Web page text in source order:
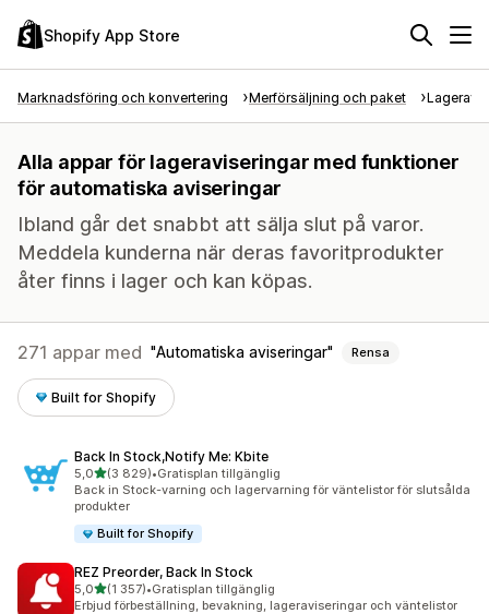
Shopify App Store
Marknadsföring och konvertering Merförsäljning och paket
Alla appar för lageraviseringar med funktioner
för automatiska aviseringar
Ibland går det snabbt att sälja slut på varor.
Meddela kunderna när deras favoritprodukter
åter finns i lager och kan köpas.
271 appar med Automatiska aviseringar Rensa
Built for Shopify
Back In Stock,Notify Me: Kbite
5,0av 5 stjärnor
(3 829)
3829 recensioner totalt
•Gratisplan tillgänglig
Back in Stock-varning och lagervarning för väntelistor för slutsålda
produkter
Built for Shopify
REZ Preorder, Back In Stock
5,0av 5 stjärnor
(1 357)
1357 recensioner totalt
•Gratisplan tillgänglig
Erbjud förbeställning, bevakning, lageraviseringar och väntelistor